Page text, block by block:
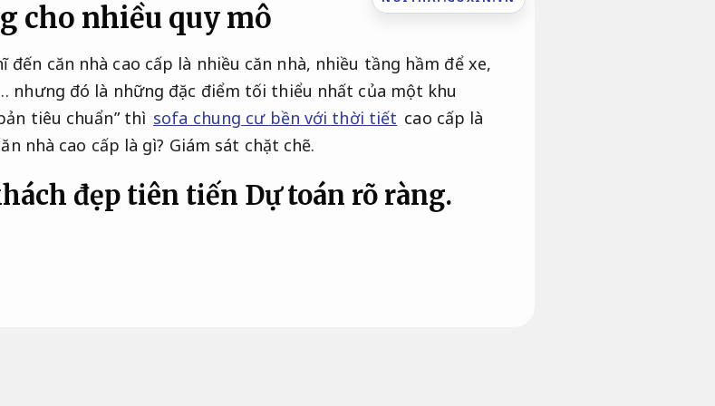
cho nhiều quy mô
căn nhà cao cấp là nhiều căn nhà, nhiều tầng hầm để xe,
nhưng đó là những đặc điểm tối thiểu nhất của một khu
tiêu chuẩn” thì sofa chung cư bền với thời tiết cao cấp là
nhà cao cấp là gì? Giám sát chặt chẽ.
đẹp tiên tiến Dự toán rõ ràng.